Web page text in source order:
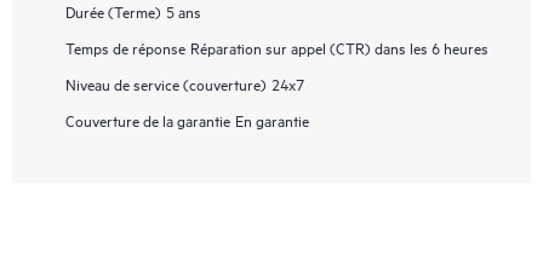
Durée (Terme) 5 ans
Temps de réponse Réparation sur appel (CTR) dans les 6 heures
Niveau de service (couverture) 24x7
Couverture de la garantie En garantie